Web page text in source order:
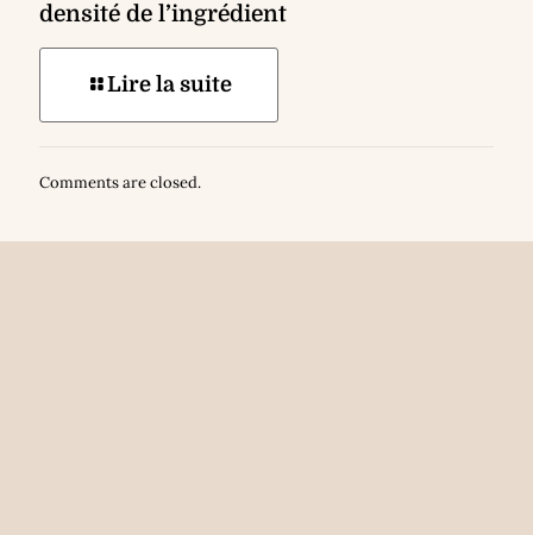
densité de l’ingrédient
Lire la suite
Comments are closed.